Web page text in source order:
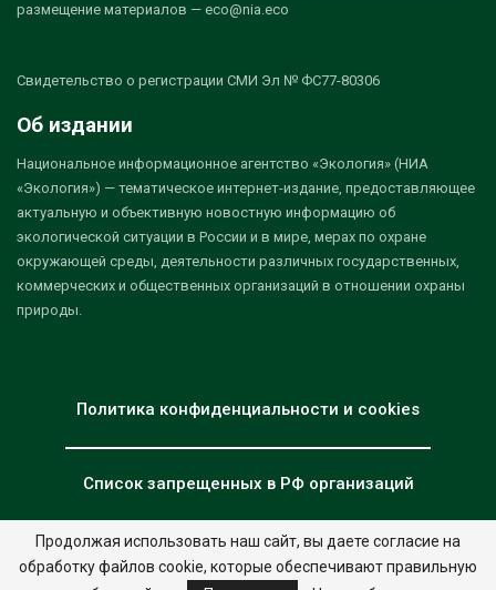
размещение материалов — eco@nia.eco
Свидетельство о регистрации СМИ Эл № ФС77-80306
Об издании
Национальное информационное агентство «Экология» (НИА
«Экология») — тематическое интернет-издание, предоставляющее
актуальную и объективную новостную информацию об
экологической ситуации в России и в мире, мерах по охране
окружающей среды, деятельности различных государственных,
коммерческих и общественных организаций в отношении охраны
природы.
Политика конфиденциальности и cookies
Список запрещенных в РФ организаций
© 2026 - НИА "Экология". Все права защищены. Дизайн:nia.eco
Продолжая использовать наш сайт, вы даете согласие на
обработку файлов cookie, которые обеспечивают правильную